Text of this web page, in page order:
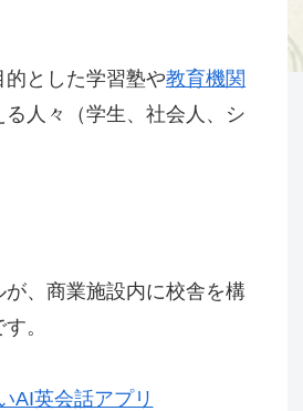
とした学習塾や教育機関
人々（学生、社会人、シ
、 商業施設内に校舎を構
。
AI英会話アプリ